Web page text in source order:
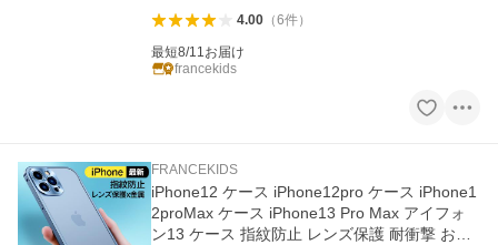
4.00（6件）
最短8/11お届け
francekids
FRANCEKIDS
iPhone12 ケース iPhone12pro ケース iPhone1
2proMax ケース iPhone13 Pro Max アイフォ
ン13 ケース 指紋防止 レンズ保護 耐衝撃 おし